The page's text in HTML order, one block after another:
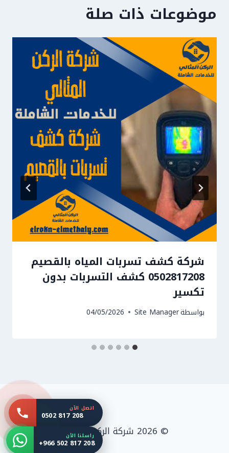
موضوعات ذات صلة
شركة كشف تسربات المياه بالقصيم
0502817208 كشف التسربات بدون
تكسير
بواسطةSite Manager
04/05/2026
© 2026 شركة الركن المثالي
اتصل الآن
0502 817 208
راسلنا الآن
+966 502 817 208